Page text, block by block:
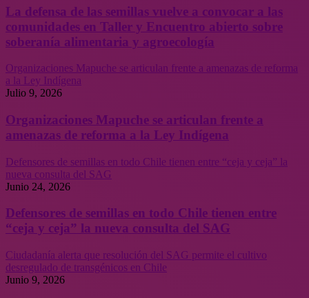
La defensa de las semillas vuelve a convocar a las
comunidades en Taller y Encuentro abierto sobre
soberanía alimentaria y agroecología
Organizaciones Mapuche se articulan frente a amenazas de reforma
a la Ley Indígena
Julio 9, 2026
Organizaciones Mapuche se articulan frente a
amenazas de reforma a la Ley Indígena
Defensores de semillas en todo Chile tienen entre “ceja y ceja” la
nueva consulta del SAG
Junio 24, 2026
Defensores de semillas en todo Chile tienen entre
“ceja y ceja” la nueva consulta del SAG
Ciudadanía alerta que resolución del SAG permite el cultivo
desregulado de transgénicos en Chile
Junio 9, 2026